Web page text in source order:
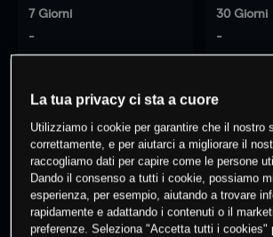
7 Giorni
-
30 Giorni
-
% dei clienti hanno
questo prodotto
Fai trading
La tua privacy ci sta a cuore
Utilizziamo i cookie per garantire che il nostro
correttamente, e per aiutarci a migliorare il
raccogliamo dati per capire come le persone
Dando il consenso a tutti i cookie, possiamo
esperienza, per esempio, aiutando a trovare
rapidamente e adattando i contenuti o il
preferenze. Seleziona "Accetta tutti i cookies"